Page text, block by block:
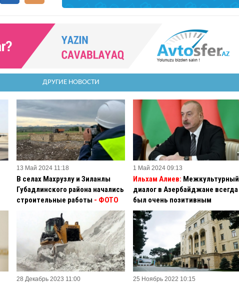
ДРУГИЕ НОВОСТИ
13 Май 2024 11:18
В селах Махрузлу и Зиланлы
Губадлинского района начались
строительные работы - ФОТО
1 Май 2024 09:13
Ильхам Алиев: Межкультурный
диалог в Азербайджане всегда
был очень позитивным
28 Декабрь 2023 11:00 25 Ноябрь 2022 10:15